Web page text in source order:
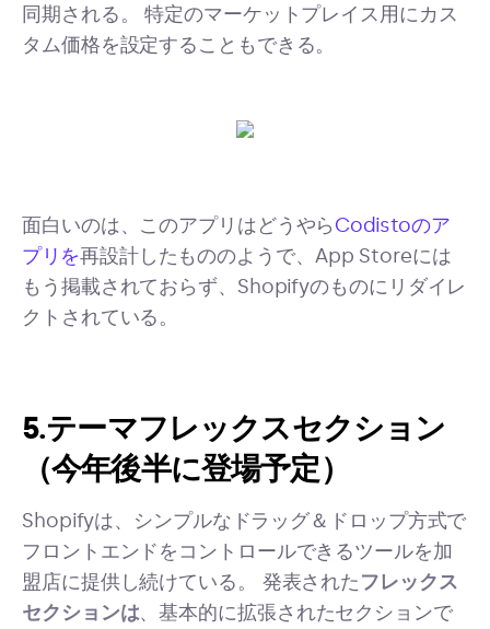
同期される。 特定のマーケットプレイス用にカス
タム価格を設定することもできる。
面白いのは、このアプリはどうやらCodistoのア
プリを再設計したもののようで、App Storeには
もう掲載されておらず、Shopifyのものにリダイレ
クトされている。
5.テーマフレックスセクション
（今年後半に登場予定）
Shopifyは、シンプルなドラッグ＆ドロップ方式で
フロントエンドをコントロールできるツールを加
盟店に提供し続けている。 発表されたフレックス
セクションは、基本的に拡張されたセクションで